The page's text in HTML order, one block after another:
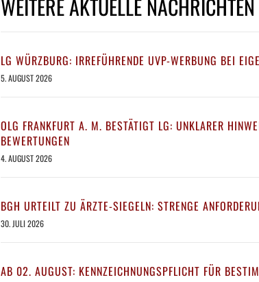
WEITERE AKTUELLE NACHRICHTEN
LG WÜRZBURG: IRREFÜHRENDE UVP-WERBUNG BEI
5. AUGUST 2026
OLG FRANKFURT A. M. BESTÄTIGT LG: UNKLARER
BEWERTUNGEN
4. AUGUST 2026
BGH URTEILT ZU ÄRZTE-SIEGELN: STRENGE
30. JULI 2026
AB 02. AUGUST: KENNZEICHNUNGSPFLICHT FÜR